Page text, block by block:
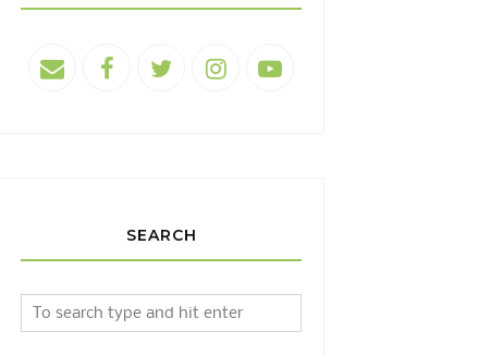
SEARCH